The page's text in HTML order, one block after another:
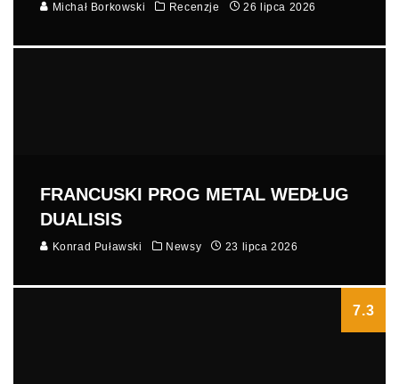
Michał Borkowski Recenzje 26 lipca 2026
FRANCUSKI PROG METAL WEDŁUG
DUALISIS
Konrad Puławski Newsy 23 lipca 2026
7.3